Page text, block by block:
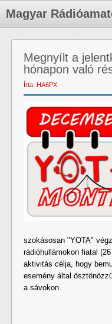
Magyar
Megnyílt a
hónapon való
Írta: HA6PX.
szokásosan "YOTA"
rádióhullámokon fiatal
aktivitás célja, hogy
esemény által
a sávokon.